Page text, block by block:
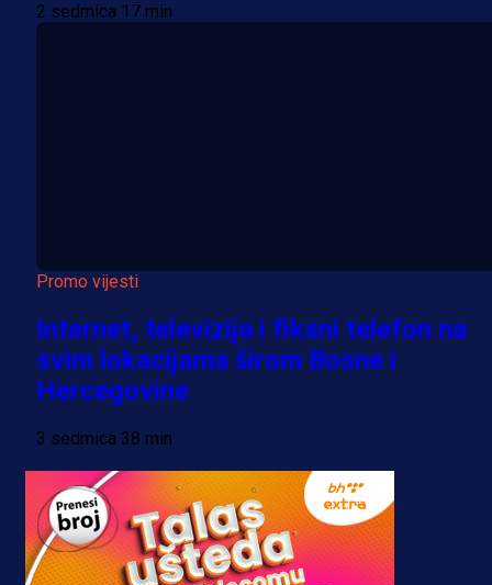
2 sedmica 17 min
Promo vijesti
Internet, televizija i fiksni telefon na
svim lokacijama širom Bosne i
Hercegovine
3 sedmica 38 min